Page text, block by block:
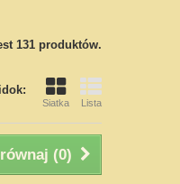
131 produktów.
Siatka Lista
(0)